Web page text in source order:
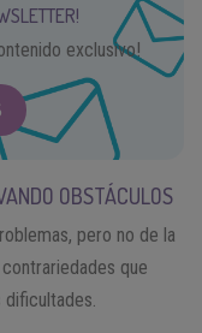
exclusivo!
OBSTÁCULOS
pero no de la
que